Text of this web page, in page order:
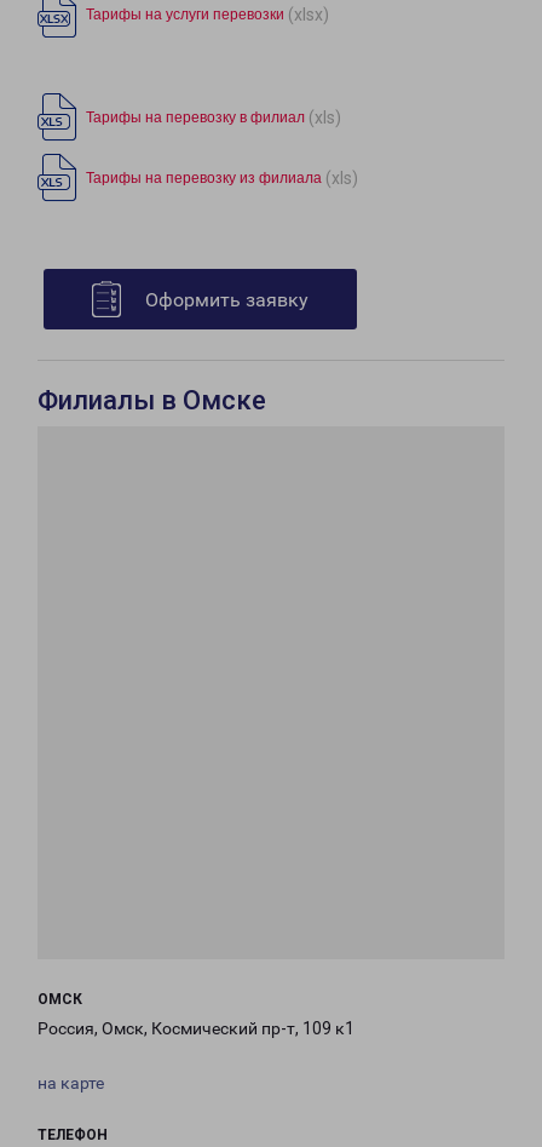
Тарифы на услуги перевозки (xlsx)
Тарифы на перевозку в филиал (xls)
Тарифы на перевозку из филиала (xls)
Оформить заявку
Филиалы в Омске
ОМСК
Россия, Омск, Космический пр-т, 109 к1
на карте
ТЕЛЕФОН